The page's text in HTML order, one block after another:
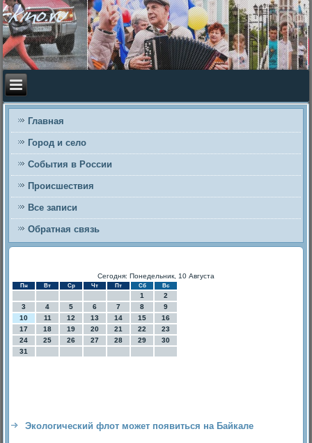
Главная
Город и село
События в России
Происшествия
Все записи
Обратная связь
Сегодня: Понедельник, 10 Августа
Пн Вт Ср Чт Пт Сб Вс
1
2
3
4 5 6 7 8
9
10
11 12 13 14 15
16
17
18 19 20 21 22
23
24
25 26 27 28 29
30
31
Экологический флот может появиться на Байкале